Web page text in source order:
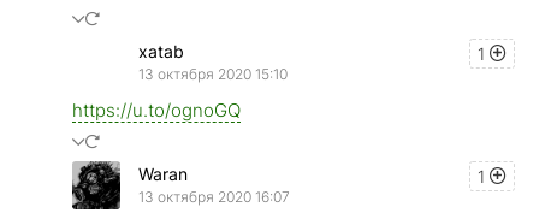
1
xatab
13 октября 2020 15:10
https://u.to/ognoGQ
1
Waran
13 октября 2020 16:07